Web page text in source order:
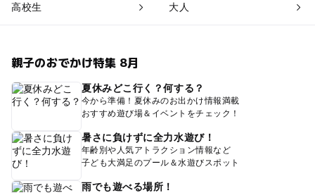
高校生 大人
親子のおでかけ特集 8月
夏休みどこ行く？何する？
今から準備！夏休みのお出かけ情報満載
おすすめ遊び場＆イベントをチェック！
暑さに負けずに全力水遊び！
年齢別や人気アトラクション情報など
子ども大満足のプール＆水遊びスポット
雨でも遊べる場所！